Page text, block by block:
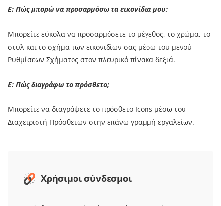
Ε: Πώς μπορώ να προσαρμόσω τα εικονίδια μου;
Μπορείτε εύκολα να προσαρμόσετε το μέγεθος, το χρώμα, το
στυλ και το σχήμα των εικονιδίων σας μέσω του μενού
Ρυθμίσεων Σχήματος στον πλευρικό πίνακα δεξιά.
Ε: Πώς διαγράφω το πρόσθετο;
Μπορείτε να διαγράψετε το πρόσθετο Icons μέσω του
Διαχειριστή Πρόσθετων στην επάνω γραμμή εργαλείων.
Χρήσιμοι σύνδεσμοι